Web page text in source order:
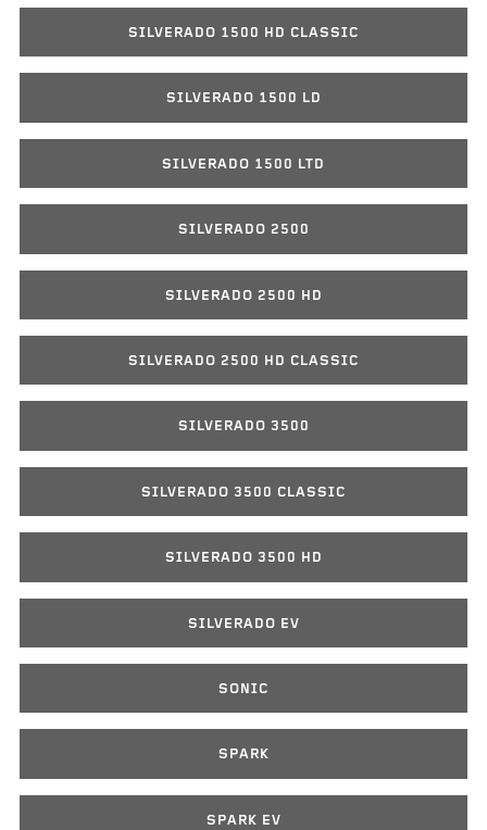
SILVERADO 1500 HD CLASSIC
SILVERADO 1500 LD
SILVERADO 1500 LTD
SILVERADO 2500
SILVERADO 2500 HD
SILVERADO 2500 HD CLASSIC
SILVERADO 3500
SILVERADO 3500 CLASSIC
SILVERADO 3500 HD
SILVERADO EV
SONIC
SPARK
SPARK EV